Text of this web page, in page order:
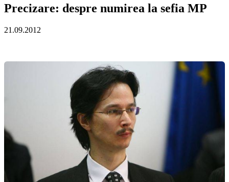
Precizare: despre numirea la sefia MP
21.09.2012